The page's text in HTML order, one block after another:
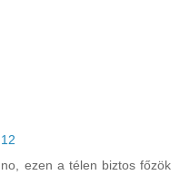
ezen a télen biztos főzök